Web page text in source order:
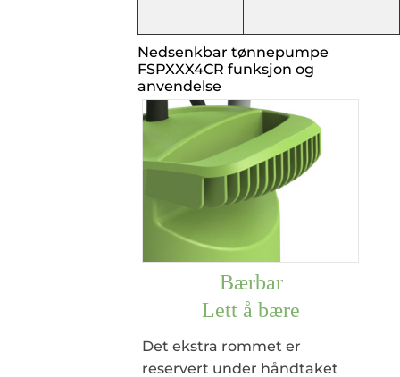
Nedsenkbar tønnepumpe
FSPXXX4CR funksjon og
anvendelse
Bærbar
Lett å bære
Det ekstra rommet er
reservert under håndtaket